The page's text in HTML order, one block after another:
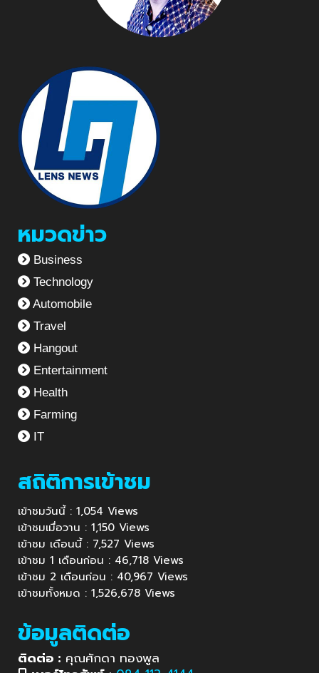
หมวดข่าว
Business
Technology
Automobile
Travel
Hangout
Entertainment
Health
Farming
IT
สถิติการเข้าชม
เข้าชมวันนี้ : 1,054 Views
เข้าชมเมื่อวาน : 1,150 Views
เข้าชม เดือนนี้ : 7,527 Views
เข้าชม 1 เดือนก่อน : 46,718 Views
เข้าชม 2 เดือนก่อน : 40,967 Views
เข้าชมทั้งหมด : 1,526,678 Views
ข้อมูลติดต่อ
ติดต่อ : คุณศักดา ทองพูล